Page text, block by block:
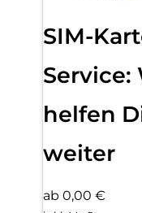
SIM-
Service:
helfen
weiter
ab 0,00 €